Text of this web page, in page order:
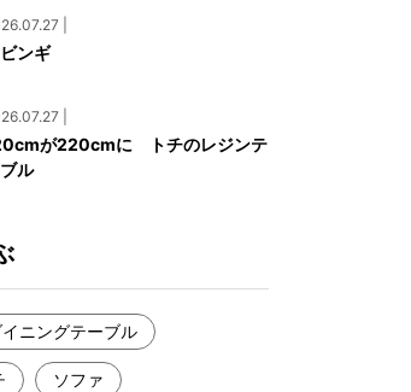
工務店様・設計会社様向けお問い合わせ
一枚板買い取りに関して
|
ンギ
|
が220cmに トチのレジンテ
ル
イニングテーブル
ソファ